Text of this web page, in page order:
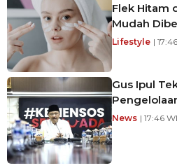
Flek Hitam
Mudah
Lifestyle |
Gus Ipul
News | 17:46